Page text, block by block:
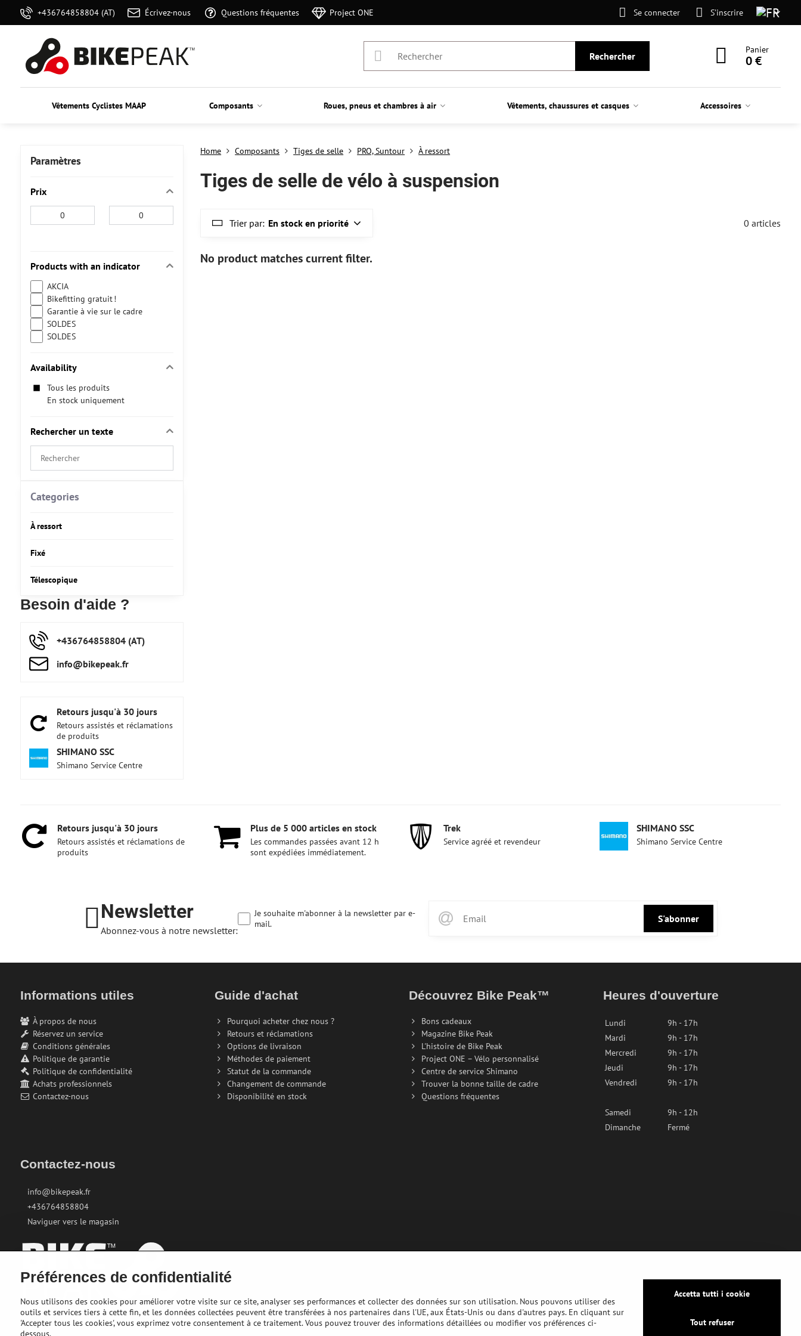
+436764858804 (AT) Écrivez-nous Questions fréquentes Project ONE Se connecter S’inscrire
Rechercher
Panier
0 €
Vêtements Cyclistes MAAP Composants Roues, pneus et chambres à air Vêtements, chaussures et casques Accessoires
Home Composants Tiges de selle PRO, Suntour À ressort
Tiges de selle de vélo à suspension
Trier par: En stock en priorité 0 articles
Paramètres
Prix
Products with an indicator
AKCIA
Bikefitting gratuit !
Garantie à vie sur le cadre
SOLDES
SOLDES
Availability
Tous les produits
En stock uniquement
Rechercher un texte
Search
by
Besoin d'aide ?
+436764858804 (AT)
info​@bikepeak​.fr
Retours jusqu'à 30 jours
Retours assistés et réclamations
de produits
SHIMANO SSC
Shimano Service Centre
Categories
À ressort
Fixé
Télescopique
Retours jusqu'à 30 jours
Retours assistés et réclamations de
produits
Plus de 5 000 articles en stock
Les commandes passées avant 12 h
sont expédiées immédiatement.
Trek
Service agréé et revendeur
SHIMANO SSC
Shimano Service Centre
Newsletter
Abonnez-vous à notre newsletter:
S'abonner
Je souhaite m'abonner à la newsletter par e-
mail.
Informations utiles
À propos de nous
Réservez un service
Conditions générales
Politique de garantie
Politique de confidentialité
Achats professionnels
Contactez-nous
Guide d'achat
Pourquoi acheter chez nous ?
Retours et réclamations
Options de livraison
Méthodes de paiement
Statut de la commande
Changement de commande
Disponibilité en stock
Découvrez Bike Peak™
Bons cadeaux
Magazine Bike Peak
L'histoire de Bike Peak
Project ONE – Vélo personnalisé
Centre de service Shimano
Trouver la bonne taille de cadre
Questions fréquentes
Heures d'ouverture
Lundi
9h - 17h
Mardi
9h - 17h
Mercredi
9h - 17h
Jeudi
9h - 17h
Vendredi
9h - 17h
Samedi
9h - 12h
Dimanche
Fermé
Contactez-nous
info@bikepeak.fr
+436764858804
Naviguer vers le magasin
Préférences de confidentialité
Nous utilisons des cookies pour améliorer votre visite sur ce site, analyser ses performances et collecter des données sur son utilisation. Nous pouvons utiliser des
outils et services tiers à cette fin, et les données collectées peuvent être transférées à nos partenaires dans l'UE, aux États-Unis ou dans d'autres pays. En cliquant sur
'Accepter tous les cookies', vous exprimez votre consentement à ce traitement. Vous pouvez trouver des informations détaillées ou modifier vos préférences ci-
dessous.
Accetta tutti i cookie
Tout refuser